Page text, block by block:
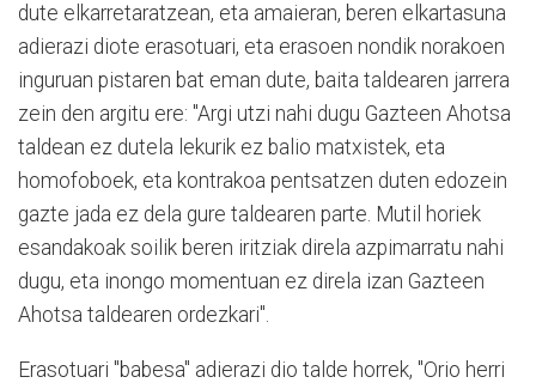
dute elkarretaratzean, eta amaieran, beren elkartasuna
adierazi diote erasotuari, eta erasoen nondik norakoen
inguruan pistaren bat eman dute, baita taldearen jarrera
zein den argitu ere: "Argi utzi nahi dugu Gazteen Ahotsa
taldean ez dutela lekurik ez balio matxistek, eta
homofoboek, eta kontrakoa pentsatzen duten edozein
gazte jada ez dela gure taldearen parte. Mutil horiek
esandakoak soilik beren iritziak direla azpimarratu nahi
dugu, eta inongo momentuan ez direla izan Gazteen
Ahotsa taldearen ordezkari".
Erasotuari "babesa" adierazi dio talde horrek, "Orio herri